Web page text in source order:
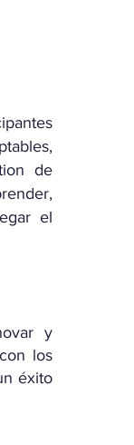
de
el
y
los
éxito